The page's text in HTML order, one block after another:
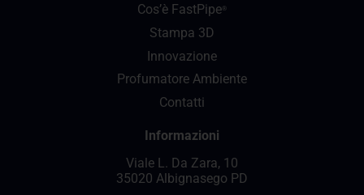
Cos’è FastPipe ®
Stampa 3D
Innovazione
Profumatore Ambiente
Contatti
Informazioni
Viale L. Da Zara, 10
35020 Albignasego PD